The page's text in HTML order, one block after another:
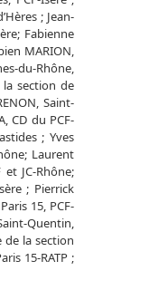
; Jean-
Fabienne
MARION,
du-Rhône,
la section de
Saint-
CD du PCF-
; Yves
Laurent
JC-Rhône;
; Pierrick
15, PCF-
Quentin,
de la section
15-RATP ;